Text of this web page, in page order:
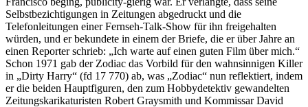
Selbstbezichtigungen in Zeitungen abgedruckt und die
Telefonleitungen einer Fernseh-Talk-Show für ihn freigehalten
würden, und er bekundete in einem der Briefe, die er über Jahre an
einen Reporter schrieb: „Ich warte auf einen guten Film über mich.“
Schon 1971 gab der Zodiac das Vorbild für den wahnsinnigen Killer
in „Dirty Harry“ (fd 17 770) ab, was „Zodiac“ nun reflektiert, indem
er die beiden Hauptfiguren, den zum Hobbydetektiv gewandelten
Zeitungskarikaturisten Robert Graysmith und Kommissar David